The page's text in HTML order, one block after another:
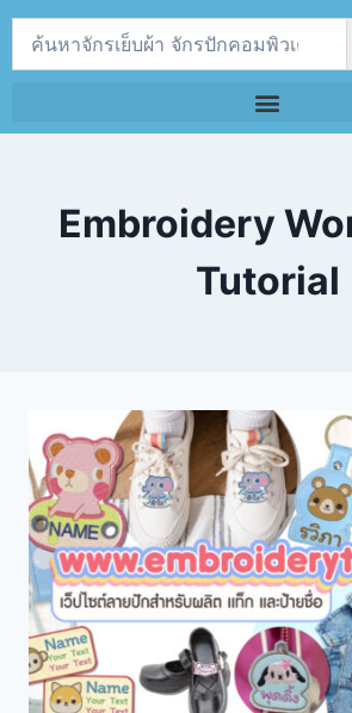
Embroidery
Tutorial